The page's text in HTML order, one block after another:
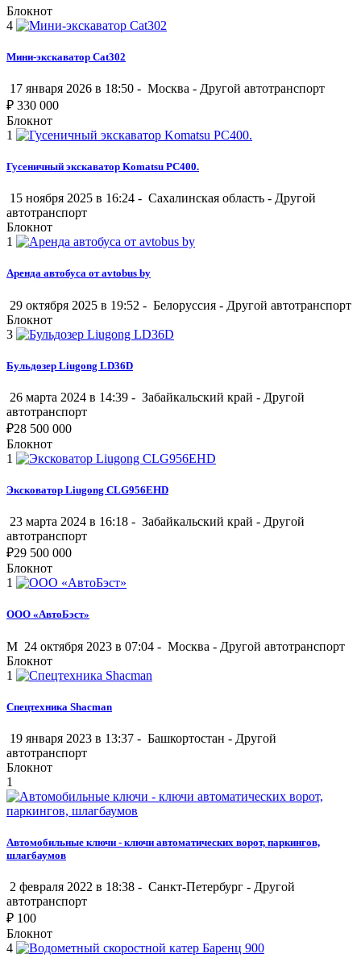
Блокнот
4
Мини-экскаватор Cat302
17 января 2026 в 18:50 - Москва - Другой автотранспорт
₽ 330 000
Блокнот
1
Гусеничный экскаватор Komatsu PC400.
15 ноября 2025 в 16:24 - Сахалинская область - Другой
автотранспорт
Блокнот
1
Аренда автобуса от avtobus by
29 октября 2025 в 19:52 - Белоруссия - Другой автотранспорт
Блокнот
3
Бульдозер Liugong LD36D
26 марта 2024 в 14:39 - Забайкальский край - Другой
автотранспорт
₽28 500 000
Блокнот
1
Эксковатор Liugong CLG956EHD
23 марта 2024 в 16:18 - Забайкальский край - Другой
автотранспорт
₽29 500 000
Блокнот
1
ООО «АвтоБэст»
M 24 октября 2023 в 07:04 - Москва - Другой автотранспорт
Блокнот
1
Спецтехника Shacman
19 января 2023 в 13:37 - Башкортостан - Другой
автотранспорт
Блокнот
1
Автомобильные ключи - ключи автоматических ворот, паркингов,
шлагбаумов
2 февраля 2022 в 18:38 - Санкт-Петербург - Другой
автотранспорт
₽ 100
Блокнот
4